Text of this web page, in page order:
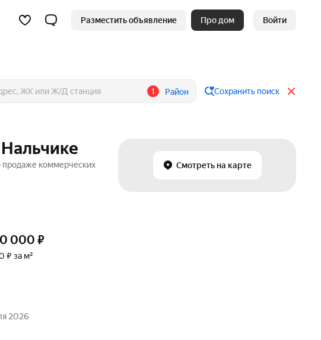
Разместить объявление Про дом Войти
1 Район Сохранить поиск
Смотреть на карте
продаже коммерческих
000 ₽
₽ за м²
2026